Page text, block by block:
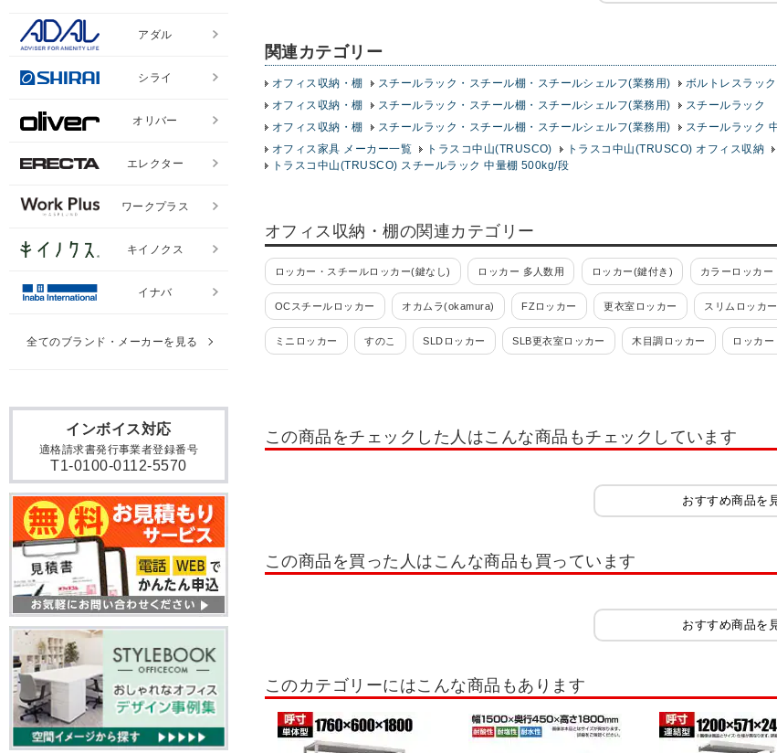
関連カテゴリー
オフィス収納・棚 スチールラック・スチール棚・スチールシェルフ(業務用)
ボルトレスラック
オフィス収納・棚
スチールラック・スチール棚・スチールシェルフ(業務用)
スチールラック
オフィス収納・棚
スチールラック・スチール棚・スチールシェルフ(業務用)
スチールラック
オフィス家具 メーカー一覧
トラスコ中山(TRUSCO) トラスコ中山(TRUSCO) オフィス収納
トラスコ中山(TRUSCO) スチールラック 中量棚 500kg/段
オフィス収納・棚の関連カテゴリー
ロッカー・スチールロッカー(鍵なし) ロッカー 多人数用 ロッカー(鍵付き) カラーロッカー
OCスチールロッカー オカムラ(okamura) FZロッカー 更衣室ロッカー スリムロッカー
ミニロッカー すのこ SLDロッカー SLB更衣室ロッカー 木目調ロッカー ロッカ
ロッカー 10人用 ロッカー 12人用 ロッカー 多人数用 ロッカーホワイト系(白)
木製キャビネット・木製ラック・木製書庫 役員用家
シューズボックス オープンタイプ
シューズボックス 24人用～30人用 シューズボックス 32人用
屋外用ラック ステンレスラック ボルトレスラック キャスター付きラック 木棚スチー
この商品をチェックした人はこんな商品もチェックしています
おすすめ商品を
この商品を買った人はこんな商品も買っています
おすすめ商品を
このカテゴリーにはこんな商品もあります
インボイス対応
適格請求書発行事業者登録番号
T1-0100-0112-5570
アダル
シライ
オリバー
エレクター
ワークプラス
キイノクス
イナバ
全てのブランド・メーカーを見る